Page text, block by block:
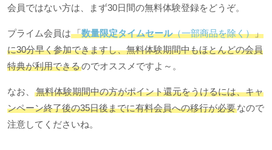
会員ではない方は、まず30日間の無料体験登録をどうぞ。
プライム会員は「数量限定タイムセール（一部商品を除く）」
に30分早く参加できますし、無料体験期間中もほとんどの会員
特典が利用できるのでオススメですよ～。
なお、 無料体験期間中の方がポイント還元をうけるには、キャ
ンペーン終了後の35日後までに有料会員への移行が必要なので
注意してくださいね。